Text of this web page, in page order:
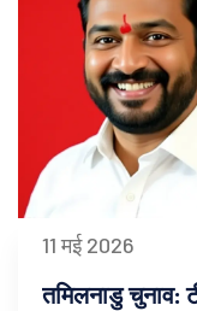
11 मई 2026
तमिलनाडु चुनाव: